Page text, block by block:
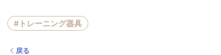
#トレーニング器具
戻る